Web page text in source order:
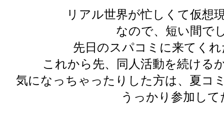
リアル世界が忙しくて仮想
なので、短い間で
先日のスパコミに来てく
これから先、同人活動を続ける
気になっちゃったりした方は、夏コ
うっかり参加し